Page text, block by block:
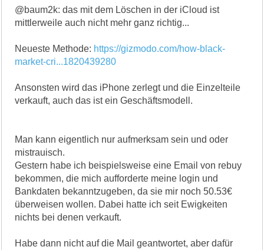
@baum2k: das mit dem Löschen in der iCloud ist
mittlerweile auch nicht mehr ganz richtig...
Neueste Methode: https://gizmodo.com/how-black-
market-cri...1820439280
Ansonsten wird das iPhone zerlegt und die Einzelteile
verkauft, auch das ist ein Geschäftsmodell.
Man kann eigentlich nur aufmerksam sein und oder
mistrauisch.
Gestern habe ich beispielsweise eine Email von rebuy
bekommen, die mich aufforderte meine login und
Bankdaten bekanntzugeben, da sie mir noch 50.53€
überweisen wollen. Dabei hatte ich seit Ewigkeiten
nichts bei denen verkauft.
Habe dann nicht auf die Mail geantwortet, aber dafür